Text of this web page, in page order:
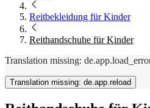
Reitbekleidung für Kinder
Reithandschuhe für Kinder
Translation missing:
Translation missing: de.app.reload